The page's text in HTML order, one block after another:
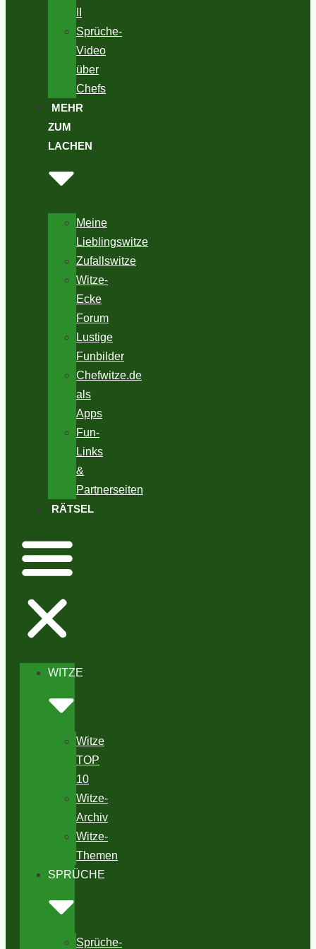
Sprüche-
Video
über
Chefs
MEHR
ZUM
LACHEN
Meine
Lieblingswitze
Zufallswitze
Witze-
Ecke
Forum
Lustige
Funbilder
Chefwitze.de
als
Apps
Fun-
Links
&
Partnerseiten
RÄTSEL
WITZE
Witze
TOP
10
Witze-
Archiv
Witze-
Themen
SPRÜCHE
Sprüche-